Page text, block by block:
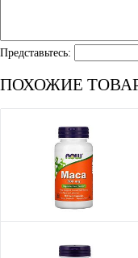
Представьтесь:
ПОХОЖИЕ